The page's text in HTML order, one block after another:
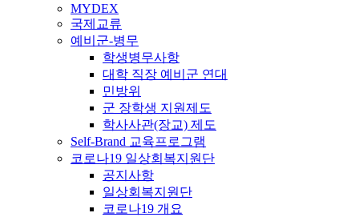
MYDEX
국제교류
예비군-병무
학생병무사항
대학 직장 예비군 연대
민방위
군 장학생 지원제도
학사사관(장교) 제도
Self-Brand 교육프로그램
코로나19 일상회복지원단
공지사항
일상회복지원단
코로나19 개요